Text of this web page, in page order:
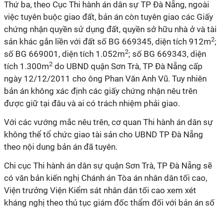
Thứ ba, theo Cục Thi hành án dân sự TP Đà Nẵng, ngoài
việc tuyên buộc giao đất, bản án còn tuyên giao các Giấy
chứng nhận quyền sử dụng đất, quyền sở hữu nhà ở và tài
sản khác gắn liền với đất số BG 669345, diện tích 912m2;
số BG 669001, diện tích 1.052m2; số BG 669343, diện
tích 1.300m2 do UBND quận Sơn Trà, TP Đà Nẵng cấp
ngày 12/12/2011 cho ông Phan Văn Anh Vũ. Tuy nhiên
bản án không xác định các giấy chứng nhận nêu trên
được giữ tại đâu và ai có trách nhiệm phải giao.
Với các vướng mắc nêu trên, cơ quan Thi hành án dân sự
không thể tổ chức giao tài sản cho UBND TP Đà Nẵng
theo nội dung bản án đã tuyên.
Chi cục Thi hành án dân sự quận Sơn Trà, TP Đà Nẵng sẽ
có văn bản kiến nghị Chánh án Tòa án nhân dân tối cao,
Viện trưởng Viện Kiểm sát nhân dân tối cao xem xét
kháng nghị theo thủ tục giám đốc thẩm đối với bản án số